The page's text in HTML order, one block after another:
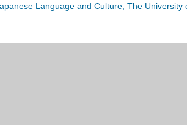
Language and Culture, The University